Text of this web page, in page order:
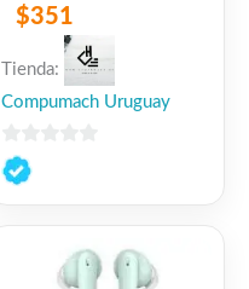
$351
Tienda:
Compumach Uruguay
0
de